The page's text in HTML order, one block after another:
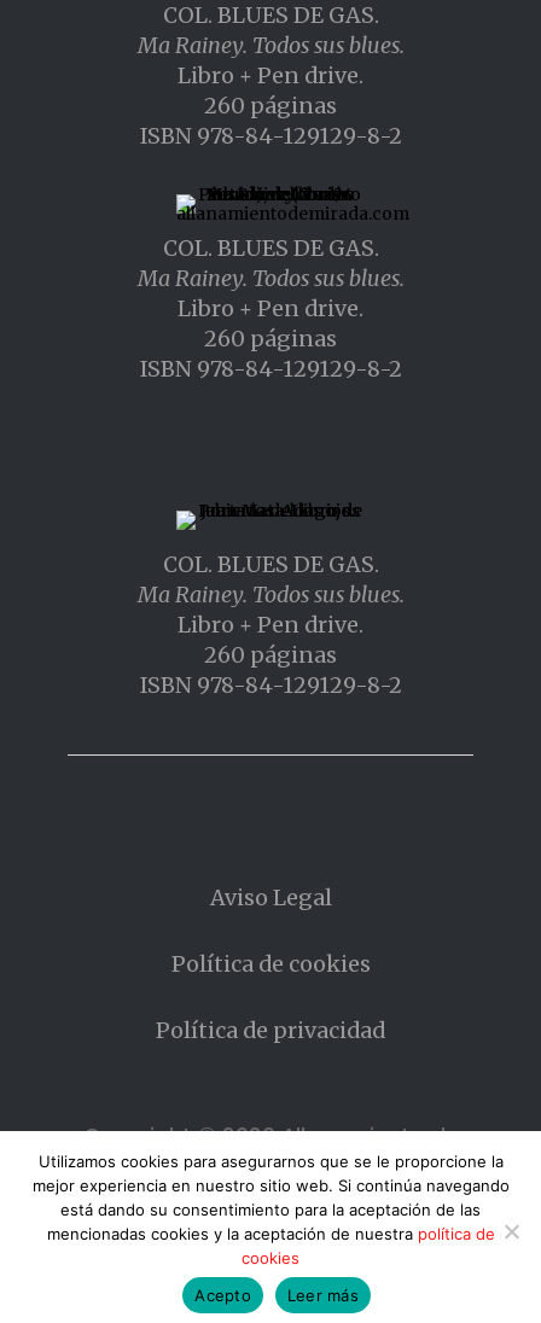
Envíos: España gratuito - Europa 10 € - Resto del
COL. BLUES DE GAS.
Ma Rainey. Todos sus blues.
Libro + Pen drive.
260 páginas
ISBN 978-84-129129-8-2
COL. BLUES DE GAS.
Ma Rainey. Todos sus blues.
Libro + Pen drive.
260 páginas
ISBN 978-84-129129-8-2
COL. BLUES DE GAS.
Ma Rainey. Todos sus blues.
Libro + Pen drive.
260 páginas
ISBN 978-84-129129-8-2
Aviso Legal
Política de cookies
Política de privacidad
Copyright © 2026 Allanamiento de
MIrada
Utilizamos cookies para asegurarnos que se le proporcione la
mejor experiencia en nuestro sitio web. Si continúa navegando
está dando su consentimiento para la aceptación de las
mencionadas cookies y la aceptación de nuestra política de
cookies
Acepto
Leer más